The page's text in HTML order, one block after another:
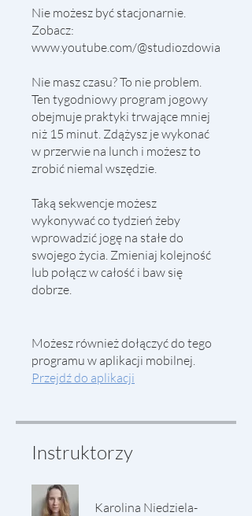
Nie możesz być stacjonarnie.
Zobacz:
www.youtube.com/@studiozdowia
Nie masz czasu? To nie problem.
Ten tygodniowy program jogowy
obejmuje praktyki trwające mniej
niż 15 minut. Zdążysz je wykonać
w przerwie na lunch i możesz to
zrobić niemal wszędzie.
Taką sekwencje możesz
wykonywać co tydzień żeby
wprowadzić jogę na stałe do
swojego życia. Zmieniaj kolejność
lub połącz w całość i baw się
dobrze.
Możesz również dołączyć do tego
programu w aplikacji mobilnej.
Przejdź do aplikacji
Instruktorzy
Karolina Niedziela-